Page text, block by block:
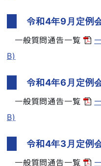
令和4年9月定例
一般質問通告一覧
B)
令和4年6月定例
一般質問通告一覧
B)
令和4年3月定例
一般質問通告一覧